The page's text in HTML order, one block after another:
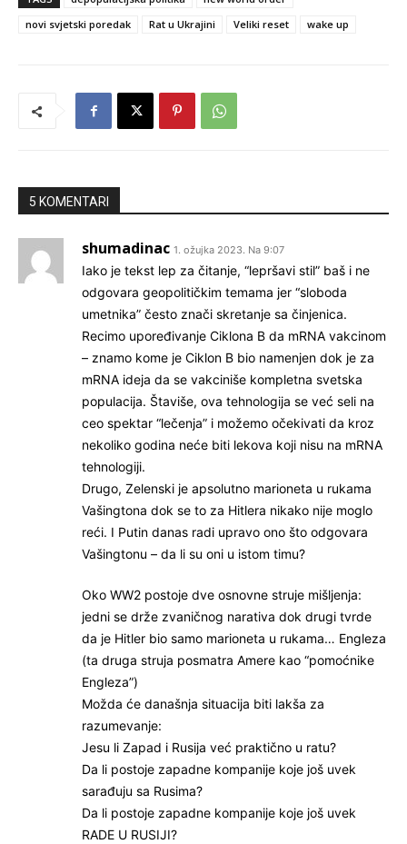
novi svjetski poredak
Rat u Ukrajini Veliki reset wake up
5 KOMENTARI
shumadinac 1. ožujka 2023. Na 9:07
Iako je tekst lep za čitanje, “lepršavi stil” baš i ne
odgovara geopolitičkim temama jer “sloboda
umetnika” često znači skretanje sa činjenica.
Recimo upoređivanje Ciklona B da mRNA vakcinom
– znamo kome je Ciklon B bio namenjen dok je za
mRNA ideja da se vakciniše kompletna svetska
populacija. Štaviše, ova tehnologija se već seli na
ceo spektar “lečenja” i možemo očekivati da kroz
nekoliko godina neće biti lekova koji nisu na mRNA
tehnologiji.
Drugo, Zelenski je apsolutno marioneta u rukama
Vašingtona dok se to za Hitlera nikako nije moglo
reći. I Putin danas radi upravo ono što odgovara
Vašingtonu – da li su oni u istom timu?
Oko WW2 postoje dve osnovne struje mišljenja:
jedni se drže zvaničnog narativa dok drugi tvrde
da je Hitler bio samo marioneta u rukama… Engleza
(ta druga struja posmatra Amere kao “pomoćnike
Engleza”)
Možda će današnja situacija biti lakša za
razumevanje:
Jesu li Zapad i Rusija već praktično u ratu?
Da li postoje zapadne kompanije koje još uvek
sarađuju sa Rusima?
Da li postoje zapadne kompanije koje još uvek
RADE U RUSIJI?